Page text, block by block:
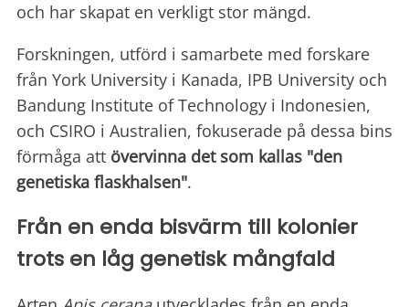
och har skapat en verkligt stor mängd.
Forskningen, utförd i samarbete med forskare
från York University i Kanada, IPB University och
Bandung Institute of Technology i Indonesien,
och CSIRO i Australien, fokuserade på dessa bins
förmåga att övervinna det som kallas "den
genetiska flaskhalsen".
Från en enda bisvärm till kolonier
trots en låg genetisk mångfald